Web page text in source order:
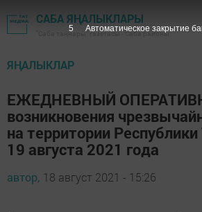
САБА ЯҢАЛЫКЛАРЫ
"Саба таңнары" газетасы - Саба районы
ЯҢАЛЫКЛАР
ЕЖЕДНЕВНЫЙ
возникновения
на территории
19 августа 2021 года
автор, 18 август 2021 - 15:26
4 Автоматическое закрытие